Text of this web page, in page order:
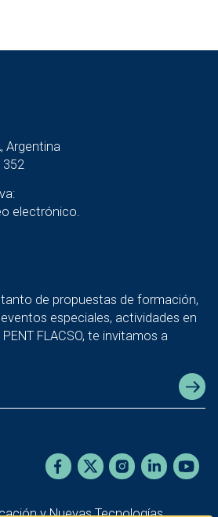
Argentina
352
electrónico.
de propuestas de formación,
especiales, actividades en
FLACSO, te invitamos a
y Nuevas Tecnologías